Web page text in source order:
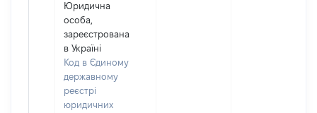
Юридична
особа,
зареєстрована
в Україні
Код в Єдиному
державному
реєстрі
юридичних